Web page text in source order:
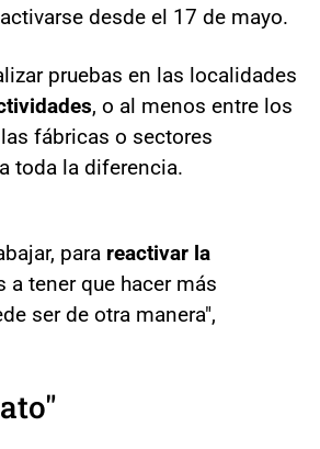
desde el 17 de mayo.
pruebas en las localidades
, o al menos entre los
fábricas o sectores
toda la diferencia.
para reactivar la
a tener que hacer más
ser de otra manera",